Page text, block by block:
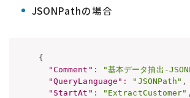
JSONPathの場合
{
"Comment" : "基本データ抽出-
"QueryLanguage" : "JSONPath" ,
"StartAt" : "ExtractCustomer" ,